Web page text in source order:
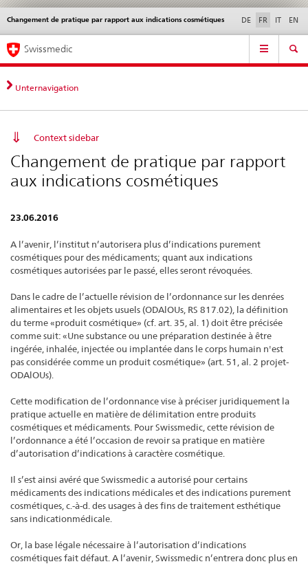
Navigation
directe:
actualités,
bases
contact
Actualités & Mises à
normes
Contact | Support &
aide
Changement de pratique par rapport aux indications cosmétiques DE FR IT EN
Service
Navigation
Swissmedic
Unternavigation
Context sidebar
Changement de pratique par rapport
aux indications cosmétiques
23.06.2016
A l’avenir, l’institut n’autorisera plus d’indications purement
cosmétiques pour des médicaments; quant aux indications
cosmétiques autorisées par le passé, elles seront révoquées.
Dans le cadre de l’actuelle révision de l’ordonnance sur les denrées
alimentaires et les objets usuels (ODAlOUs, RS 817.02), la définition
du terme «produit cosmétique» (cf. art. 35, al. 1) doit être précisée
comme suit: «Une substance ou une préparation destinée à être
ingérée, inhalée, injectée ou implantée dans le corps humain n'est
pas considérée comme un produit cosmétique» (art. 51, al. 2 projet-
ODAlOUs).
Cette modification de l’ordonnance vise à préciser juridiquement la
pratique actuelle en matière de délimitation entre produits
cosmétiques et médicaments. Pour Swissmedic, cette révision de
l’ordonnance a été l’occasion de revoir sa pratique en matière
d’autorisation d’indications à caractère cosmétique.
Il s’est ainsi avéré que Swissmedic a autorisé pour certains
médicaments des indications médicales et des indications purement
cosmétiques, c.-à-d. des usages à des fins de traitement esthétique
sans indicationmédicale.
Or, la base légale nécessaire à l’autorisation d’indications
cosmétiques fait défaut. A l’avenir, Swissmedic n’entrera donc plus en